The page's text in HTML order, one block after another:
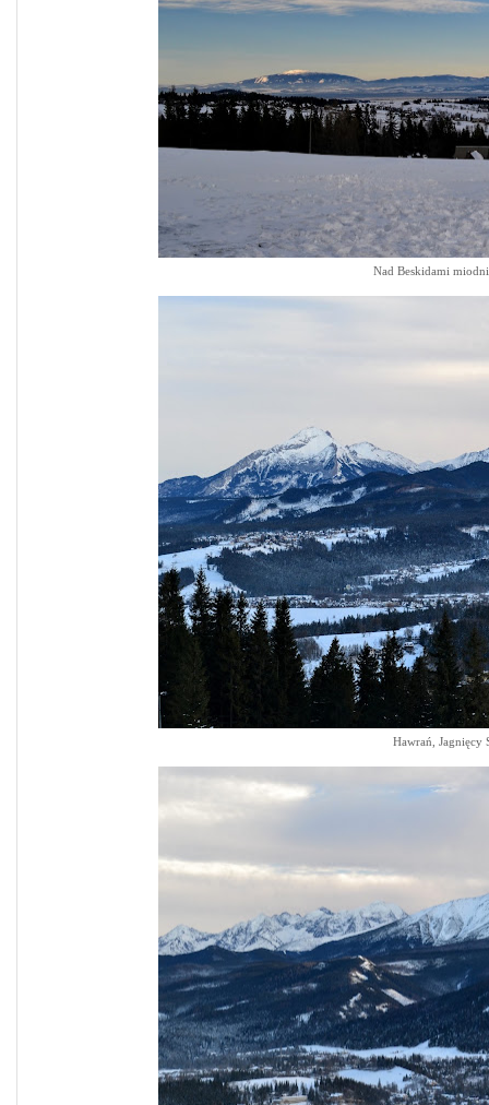
Nad Beskidami
Hawrań,